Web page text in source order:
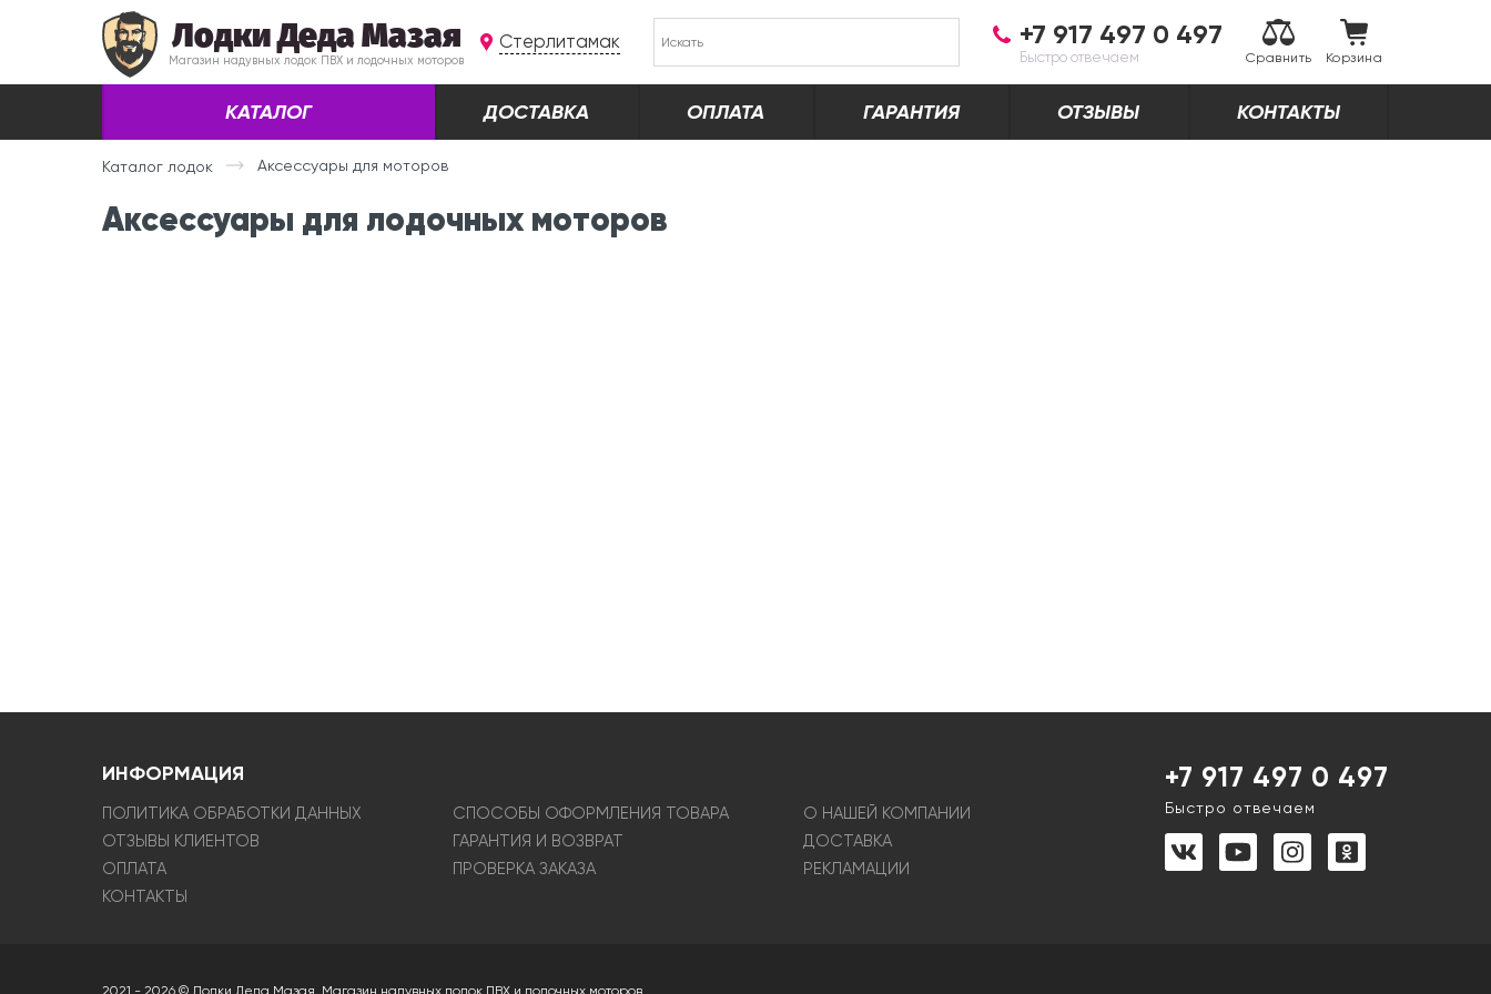
Лодки Деда Мазая
Магазин надувных лодок ПВХ и лодочных моторов
Стерлитамак +7 917 497 0 497
Быстро отвечаем Сравнить Корзина
КАТАЛОГ ДОСТАВКА ОПЛАТА ГАРАНТИЯ ОТЗЫВЫ КОНТАКТЫ
Каталог лодок Аксессуары для моторов
Аксессуары для лодочных моторов
ИНФОРМАЦИЯ
ПОЛИТИКА ОБРАБОТКИ ДАННЫХ СПОСОБЫ ОФОРМЛЕНИЯ ТОВАРА
О НАШЕЙ КОМПАНИИ
ОТЗЫВЫ КЛИЕНТОВ
ГАРАНТИЯ И ВОЗВРАТ
ДОСТАВКА
ОПЛАТА
ПРОВЕРКА ЗАКАЗА
РЕКЛАМАЦИИ
КОНТАКТЫ
+7 917 497 0 497
Быстро отвечаем
2021 - 2026 © Лодки Деда Мазая. Магазин надувных лодок ПВХ и лодочных моторов